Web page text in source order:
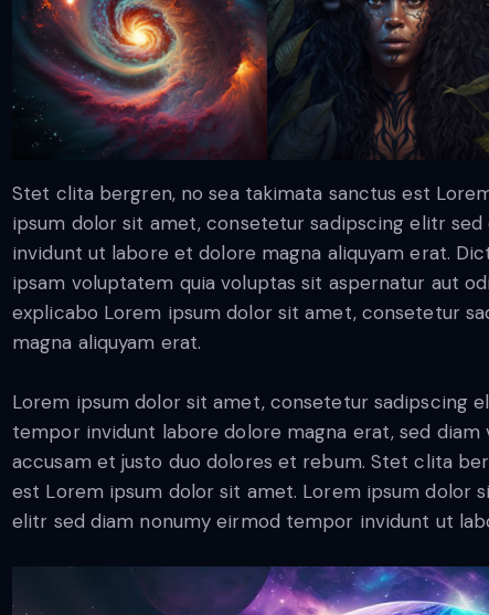
Stet clita bergren, no sea takimata sanctus est
ipsum dolor sit amet, consetetur sadipscing elitr
invidunt ut labore et dolore magna aliquyam erat.
ipsam voluptatem quia voluptas sit aspernatur aut
explicabo Lorem ipsum dolor sit amet, consetetur
magna aliquyam erat.
Lorem ipsum dolor sit amet, consetetur sadipscing
tempor invidunt labore dolore magna erat, sed diam
accusam et justo duo dolores et rebum. Stet clita
est Lorem ipsum dolor sit amet. Lorem ipsum dolor
elitr sed diam nonumy eirmod tempor invidunt ut